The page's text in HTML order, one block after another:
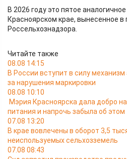
В 2026 году это пятое
Красноярском крае, вынесенное в
Россельхознадзора.
Читайте также
08.08 14:15
В России вступит в силу
за нарушения маркировки
08.08 10:10
Мэрия Красноярска дала добро
питания и напрочь забыла об этом
07.08 13:20
В крае вовлечены в оборот 3,5
неиспользуемых сельхозземель
07.08 08:43